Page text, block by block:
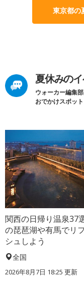
東京都の
夏休みの
ウォーカー編集
おでかけスポット
関西の日帰り温泉37
の琵琶湖や有馬でリ
シュしよう
全国
2026年8月7日 18:25 更新